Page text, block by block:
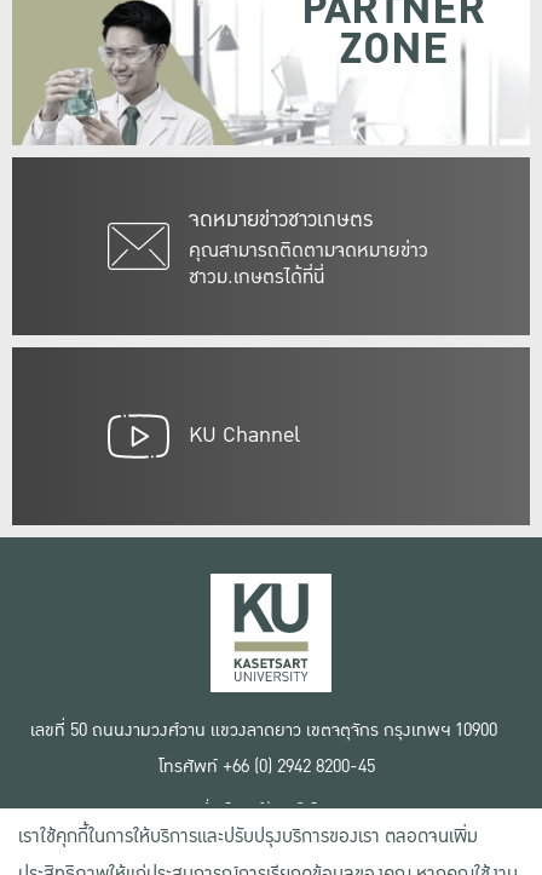
จดหมายข่าวชาวเกษตร
คุณสามารถติดตามจดหมายข่าว
ชาวม.เกษตรได้ที่นี่
ZONE
KU Channel
เลขที่ 50 ถนนงามวงศ์วาน แขวงลาดยาว เขตจตุจักร กรุงเทพฯ 10900
โทรศัพท์ +66 (0) 2942 8200-45
เงื่อนไขการใช้งานเว็บไซต์
ข้อตกลงด้านสิทธิ์ใช้งาน
นโยบายความเป็นส่วนตัว
เราใช้คุกกี้ในการให้บริการและปรับปรุงบริการของเรา ตลอดจนเพิ่ม